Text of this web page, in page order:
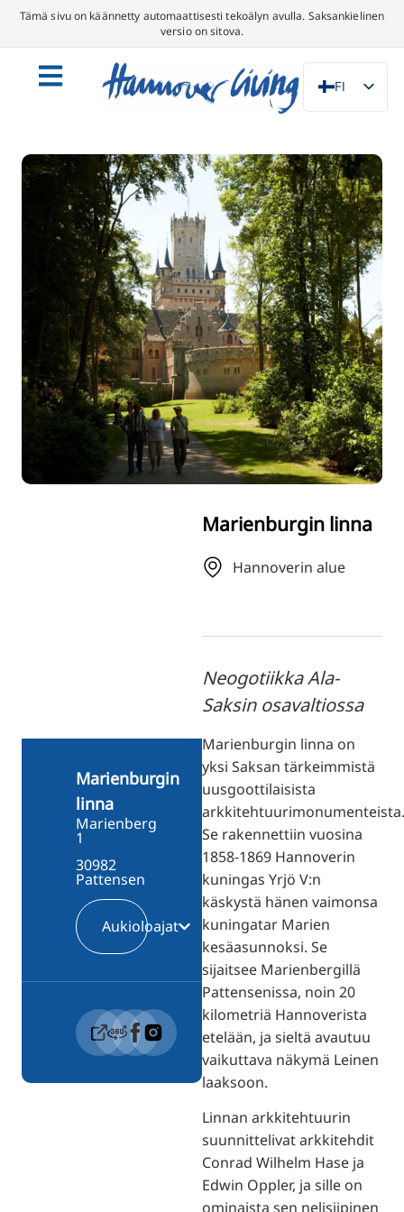
Tämä sivu on käännetty automaattisesti tekoälyn avulla. Saksankielinen
versio on sitova.
FI
DE
NL
PL
ES
IT
DA
SV
FR
PT
TR
RU
ZH
JA
UK
Marienburgin linna
Hannoverin alue
Neogotiikka Ala-
Saksin osavaltiossa
Marienburgin linna on
yksi Saksan tärkeimmistä
uusgoottilaisista
arkkitehtuurimonumenteista.
Se rakennettiin vuosina
1858-1869 Hannoverin
kuningas Yrjö V:n
käskystä hänen vaimonsa
kuningatar Marien
kesäasunnoksi. Se
sijaitsee Marienbergillä
Pattensenissa, noin 20
kilometriä Hannoverista
etelään, ja sieltä avautuu
vaikuttava näkymä Leinen
laaksoon.
Linnan arkkitehtuurin
suunnittelivat arkkitehdit
Conrad Wilhelm Hase ja
Edwin Oppler, ja sille on
ominaista sen nelisiipinen
Marienburgin
linna
Marienberg
1
30982
Pattensen
Aukioloajat